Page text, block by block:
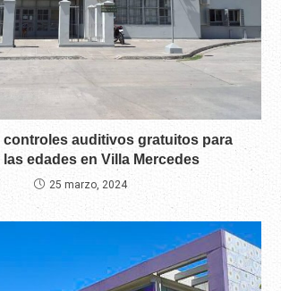
controles auditivos gratuitos para
edades en Villa Mercedes
25 marzo, 2024